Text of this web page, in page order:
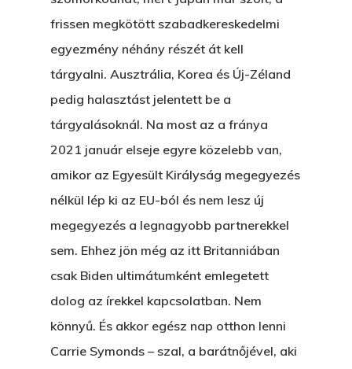
frissen megkötött szabadkereskedelmi
egyezmény néhány részét át kell
tárgyalni. Ausztrália, Korea és Új-Zéland
pedig halasztást jelentett be a
tárgyalásoknál. Na most az a fránya
2021 január elseje egyre közelebb van,
amikor az Egyesült Királyság megegyezés
nélkül lép ki az EU-ból és nem lesz új
megegyezés a legnagyobb partnerekkel
sem. Ehhez jön még az itt Britanniában
csak Biden ultimátumként emlegetett
dolog az írekkel kapcsolatban. Nem
könnyű. És akkor egész nap otthon lenni
Carrie Symonds – szal, a barátnőjével, aki
Egy Hitelt, Ödön?
ELMENT A VILLAMOS
EGY BANKOT, ÖDÖN?
GYERE VELEM
A „BECSÜLETES”
Hogyan Tudta Feladni
Kartalherczeghy